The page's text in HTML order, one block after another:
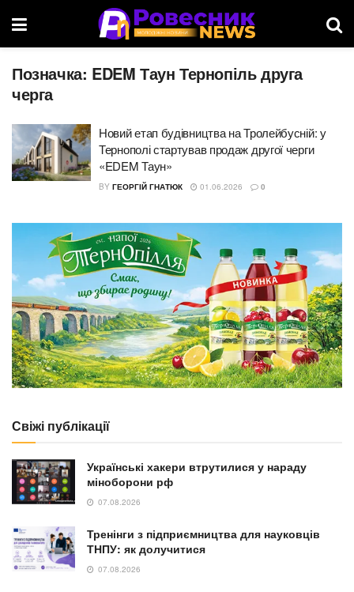
Позначка: EDEM Таун Тернопіль друга
черга
Новий етап будівництва на Тролейбусній: у
Тернополі стартував продаж другої черги
«EDEM Таун»
BY ГЕОРГІЙ ГНАТЮК 01.06.2026 0
Свіжі публікації
Українські хакери втрутилися у нараду
міноборони рф
07.08.2026
Тренінги з підприємництва для науковців
ТНПУ: як долучитися
07.08.2026